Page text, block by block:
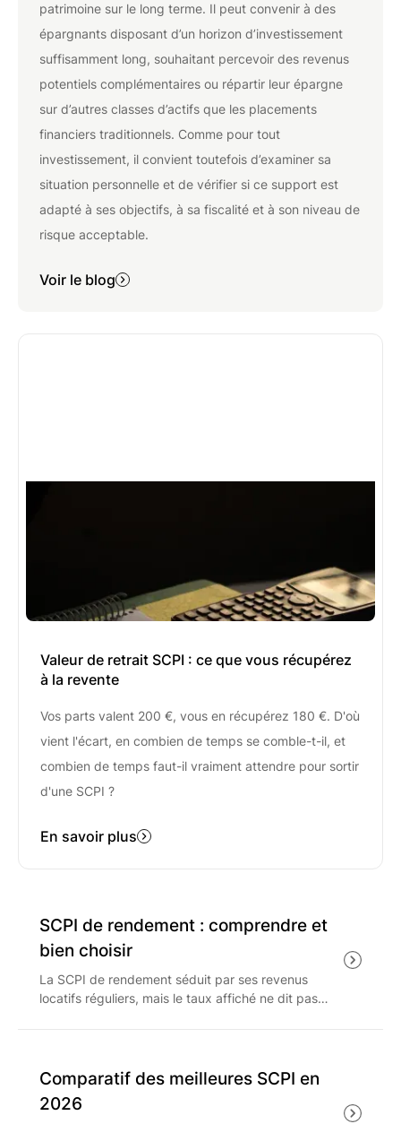
patrimoine sur le long terme. Il peut convenir à des
épargnants disposant d’un horizon d’investissement
suffisamment long, souhaitant percevoir des revenus
potentiels complémentaires ou répartir leur épargne
sur d’autres classes d’actifs que les placements
financiers traditionnels. Comme pour tout
investissement, il convient toutefois d’examiner sa
situation personnelle et de vérifier si ce support est
adapté à ses objectifs, à sa fiscalité et à son niveau de
risque acceptable.
Voir le blog
Valeur de retrait SCPI : ce que vous récupérez
à la revente
Vos parts valent 200 €, vous en récupérez 180 €. D'où
vient l'écart, en combien de temps se comble-t-il, et
combien de temps faut-il vraiment attendre pour sortir
d'une SCPI ?
En savoir plus
SCPI de rendement : comprendre et
bien choisir
La SCPI de rendement séduit par ses revenus
locatifs réguliers, mais le taux affiché ne dit pas
Comparatif des meilleures SCPI en
2026